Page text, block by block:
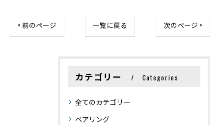
< 前のページ 一覧に戻る 次のページ >
カテゴリー Categories
全てのカテゴリー
ベアリング